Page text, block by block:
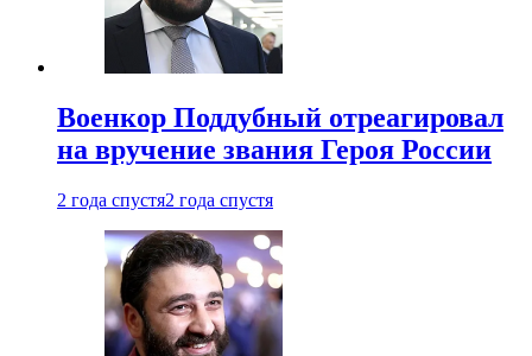
Военкор Поддубный отреагировал
на вручение звания Героя России
2 года спустя2 года спустя